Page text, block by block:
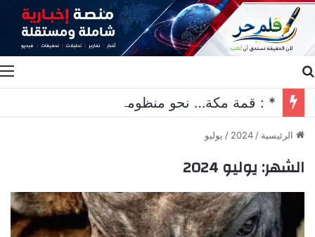
الرئيسية /
2024
/ يوليو
الشهر: يوليو 2024